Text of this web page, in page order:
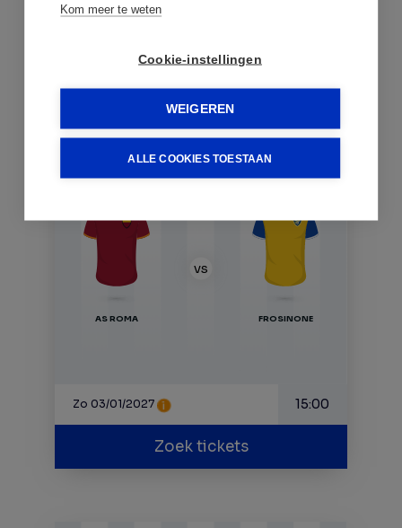
Kom meer te weten
Cookie-instellingen
WEIGEREN
ALLE COOKIES TOESTAAN
Serie A
AS ROMA FROSINONE
VS
Zo 03/01/2027 15:00
Zoek tickets